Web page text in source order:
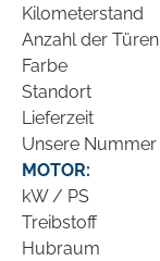
Kilometerstand
Anzahl der Türen
Farbe
Standort
Lieferzeit
Unsere Nummer
MOTOR:
kW / PS
Treibstoff
Hubraum